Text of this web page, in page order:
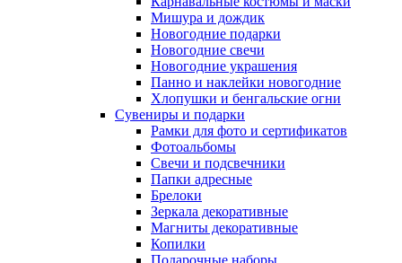
Мишура и дождик
Новогодние подарки
Новогодние свечи
Новогодние украшения
Панно и наклейки новогодние
Хлопушки и бенгальские огни
Сувениры и подарки
Рамки для фото и сертификатов
Фотоальбомы
Свечи и подсвечники
Папки адресные
Брелоки
Зеркала декоративные
Магниты декоративные
Копилки
Подарочные наборы